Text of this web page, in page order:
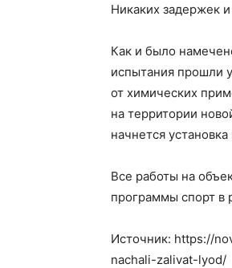
Никаких задержек
Как и было
испытания прошли
от химических
на территории
начнется
Все работы на
программы спорт в
Источник: https://
nachali-zalivat-lyod/